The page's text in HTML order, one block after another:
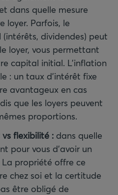
dans quelle mesure
loyer. Parfois, le
dividendes) peut
loyer, vous permettant
capital initial. L’inflation
: un taux d’intérêt fixe
avantageux en cas
que les loyers peuvent
proportions.
flexibilité : dans quelle
pour vous d’avoir un
La propriété offre ce
chez soi et la certitude
être obligé de